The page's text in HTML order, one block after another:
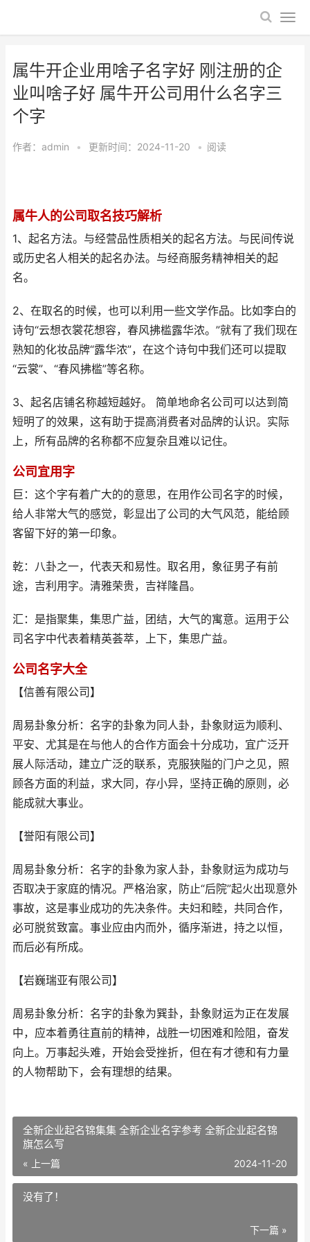
属牛开企业用啥子名字好 刚注册的企
业叫啥子好 属牛开公司用什么名字三
个字
作者： admin • 更新时间：2024-11-20 • 阅读
属牛人的公司取名技巧解析
1、起名方法。与经营品性质相关的起名方法。与民间传说
或历史名人相关的起名办法。与经商服务精神相关的起
名。
2、在取名的时候，也可以利用一些文学作品。比如李白的
诗句“云想衣裳花想容，春风拂槛露华浓。”就有了我们现在
熟知的化妆品牌“露华浓”，在这个诗句中我们还可以提取
“云裳”、“春风拂槛”等名称。
3、起名店铺名称越短越好。 简单地命名公司可以达到简
短明了的效果，这有助于提高消费者对品牌的认识。实际
上，所有品牌的名称都不应复杂且难以记住。
公司宜用字
巨：这个字有着广大的的意思，在用作公司名字的时候，
给人非常大气的感觉，彰显出了公司的大气风范，能给顾
客留下好的第一印象。
乾：八卦之一，代表天和易性。取名用，象征男子有前
途，吉利用字。清雅荣贵，吉祥隆昌。
汇：是指聚集，集思广益，团结，大气的寓意。运用于公
司名字中代表着精英荟萃，上下，集思广益。
公司名字大全
【信善有限公司】
周易卦象分析：名字的卦象为同人卦，卦象财运为顺利、
平安、尤其是在与他人的合作方面会十分成功，宜广泛开
展人际活动，建立广泛的联系，克服狭隘的门户之见，照
顾各方面的利益，求大同，存小异，坚持正确的原则，必
能成就大事业。
【誉阳有限公司】
周易卦象分析：名字的卦象为家人卦，卦象财运为成功与
否取决于家庭的情况。严格治家，防止“后院”起火出现意外
事故，这是事业成功的先决条件。夫妇和睦，共同合作，
必可脱贫致富。事业应由内而外，循序渐进，持之以恒，
而后必有所成。
【岩巍瑞亚有限公司】
周易卦象分析：名字的卦象为巽卦，卦象财运为正在发展
中，应本着勇往直前的精神，战胜一切困难和险阻，奋发
向上。万事起头难，开始会受挫折，但在有才德和有力量
的人物帮助下，会有理想的结果。
全新企业起名锦集集 全新企业名字参考 全新企业起名锦
旗怎么写
« 上一篇 2024-11-20
没有了！
下一篇 »